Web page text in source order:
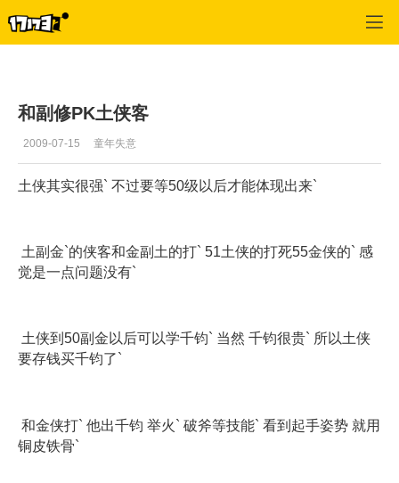
和副修PK土侠客
2009-07-15 童年失意
土侠其实很强` 不过要等50级以后才能体现出来`
土副金`的侠客和金副土的打` 51土侠的打死55金侠的` 感
觉是一点问题没有`
土侠到50副金以后可以学千钧` 当然 千钧很贵` 所以土侠
要存钱买千钧了`
和金侠打` 他出千钧 举火` 破斧等技能` 看到起手姿势 就用
铜皮铁骨`